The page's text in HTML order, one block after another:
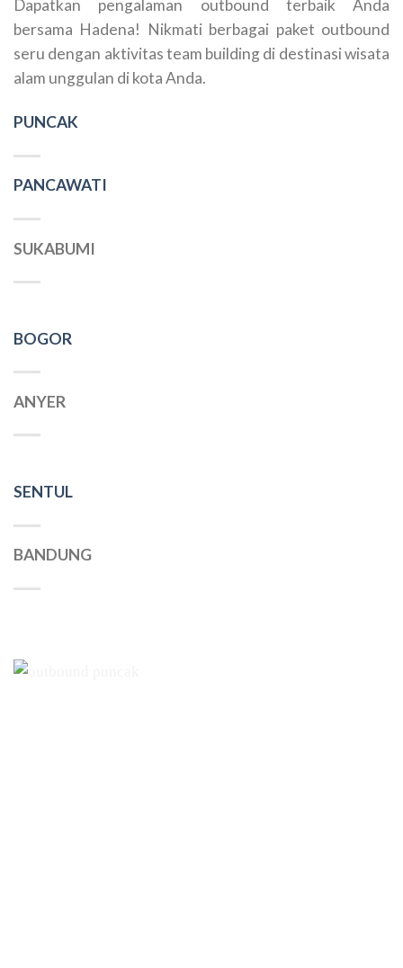
Dapatkan pengalaman outbound terbaik Anda
bersama Hadena! Nikmati berbagai paket outbound
seru dengan aktivitas team building di destinasi wisata
alam unggulan di kota Anda.
PUNCAK
PANCAWATI
SUKABUMI
BOGOR
ANYER
SENTUL
BANDUNG